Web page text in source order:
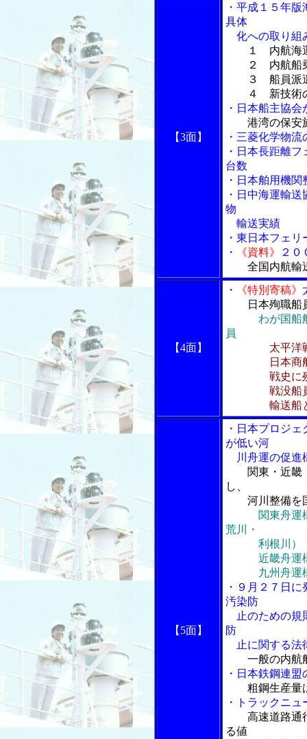
【3面】
・平成１５年
具体
化への取り組
１ 内航海
２ 内航船乗
３ 船員派遣
４ 新技術の
・日本船主協
港湾の保安
・三菱化学物
・日本長距離
台数
・日本舶用機
・日中海運輸
物
輸送実績
・東日本フェ
・
《資料》
２０
全国内航輸
【4面】
・ 《特別寄稿》
日本殉職
わが国船
員
太平洋
日本商船隊
戦史に残る
戦没船員
輸送船と運
【5面】
・日本プロジ
が低い河
川舟運の促進
関東・近畿
し、
河川整備を
関東舟運
荒川・
利根川）
近畿舟運構
九州舟運構
・９月２７日
汚染防
止のための規
防
止に関する法
一般の内航
・日本鉄鋼連
粗鋼生産量
・トラックニュ
高速道路通
る値